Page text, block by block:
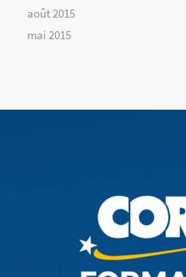
août 2015
mai 2015